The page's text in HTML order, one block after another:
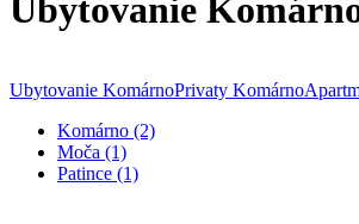
Ubytovanie
Ubytovanie KomárnoPrivaty Komárno
Komárno (2)
Moča (1)
Patince (1)